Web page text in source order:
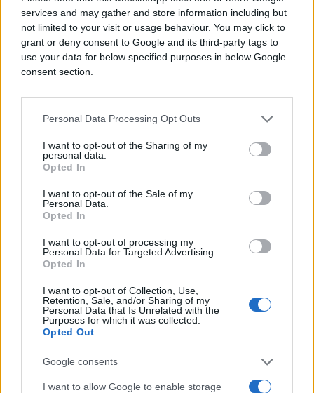
services and may gather and store information including but
not limited to your visit or usage behaviour. You may click to
grant or deny consent to Google and its third-party tags to
use your data for below specified purposes in below Google
consent section.
Personal Data Processing Opt Outs
I want to opt-out of the Sharing of my
personal data.
Opted In
I want to opt-out of the Sale of my
Personal Data.
Opted In
I want to opt-out of processing my
Personal Data for Targeted Advertising.
Opted In
I want to opt-out of Collection, Use,
Retention, Sale, and/or Sharing of my
Personal Data that Is Unrelated with the
Purposes for which it was collected.
Opted Out
Google consents
I want to allow Google to enable storage
Soreka je ponovio i raniju poruku visoke
predstavnice EU Kaje Kalas (Kaje Kallas) da
Evropska unija neće dozvoliti sigurnosni vakuum u
BiH.
Dodao je da najbolja garancija sigurnosti i
stabilnosti u BiH ostaje napredak na evropskom
putu, jer svaka reforma u oblasti demokratije,
vladavine prava, obrazovanja ili zdravstvene zaštite
doprinosi i kvaliteti života i sigurnosti građana.
- Europska unija ostaje lojalan partner Bosne i
Hercegovine i nedvosmisleno posvećena
teritorijalnom integritetu, suverenitetu i ustavnom
poretku ove zemlje - rekao je Soreka.
Sigurnosni vakuum
Šef ćelije NATO štaba za politički angažman i
podršku, ambasador Vladimir Vučinić, rekao je da je
koordinacija između međunarodnih aktera od